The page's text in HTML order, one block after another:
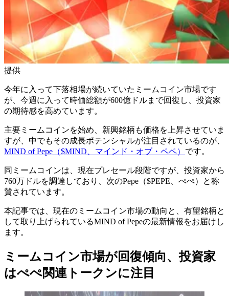
提供
今年に入って下落相場が続いていたミームコイン市場です
が、今週に入って時価総額が600億ドルまで回復し、投資家
の期待感を高めています。
主要ミームコインを始め、新興銘柄も価格を上昇させていま
すが、中でもその成長ポテンシャルが注目されているのが、
MIND of Pepe（$MIND、マインド・オブ・ペペ） です。
同ミームコインは、現在プレセール段階ですが、投資家から
760万ドルを調達しており、次のPepe（$PEPE、ぺぺ）と称
賛されています。
本記事では、現在のミームコイン市場の動向と、有望銘柄と
して取り上げられているMIND of Pepeの最新情報をお届けし
ます。
ミームコイン市場が回復傾向、投資家
はぺぺ関連トークンに注目